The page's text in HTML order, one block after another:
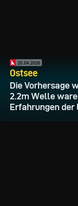
20.04.2026
Ostsee
Die Vorhersage
2.2m Welle
Erfahrungen der